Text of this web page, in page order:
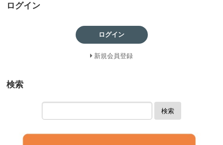
ログイン
ログイン
新規会員登録
検索
検索